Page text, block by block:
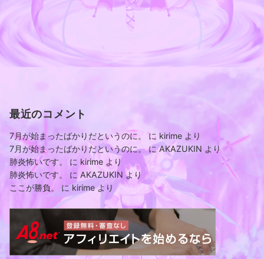
最近のコメント
7月が始まったばかりだというのに。 に kirime より
7月が始まったばかりだというのに。にAKAZUKIN より
肺炎怖いです。
に kirime より
肺炎怖いです。
に AKAZUKIN より
ここが勝負。
にkirimeより